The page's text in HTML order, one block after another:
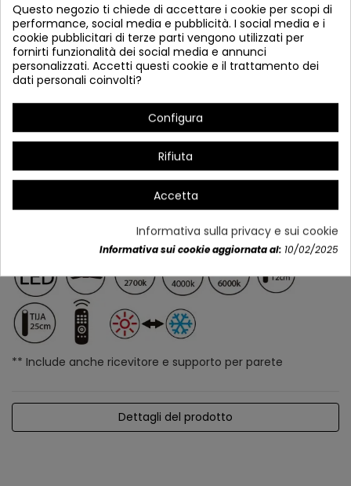
Ventilatore Coco
** Include anche ricevitore e supporto per parete
Dettagli del prodotto
Questo negozio ti chiede di accettare i cookie per scopi di
performance, social media e pubblicità. I social media e i
cookie pubblicitari di terze parti vengono utilizzati per
fornirti funzionalità dei social media e annunci
personalizzati. Accetti questi cookie e il trattamento dei
dati personali coinvolti?
Configura
Rifiuta
Accetta
Informativa sulla privacy e sui cookie
Informativa sui cookie aggiornata al: 10/02/2025